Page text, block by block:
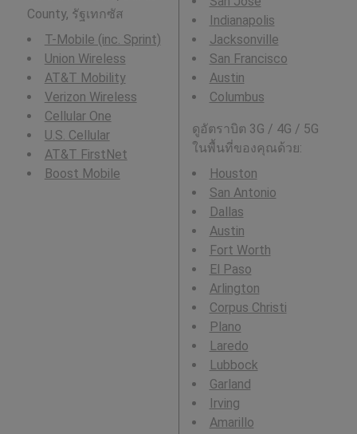
County, รัฐเทกซัส
T-Mobile (inc. Sprint)
Union Wireless
AT&T Mobility
Verizon Wireless
Cellular One
U.S. Cellular
AT&T FirstNet
Boost Mobile
Indianapolis
Jacksonville
San Francisco
Austin
Columbus
ดูอัตราบิต 3G / 4G / 5G
ในพื้นที่ของคุณด้วย:
Houston
San Antonio
Dallas
Austin
Fort Worth
El Paso
Arlington
Corpus Christi
Plano
Laredo
Lubbock
Garland
Irving
Amarillo